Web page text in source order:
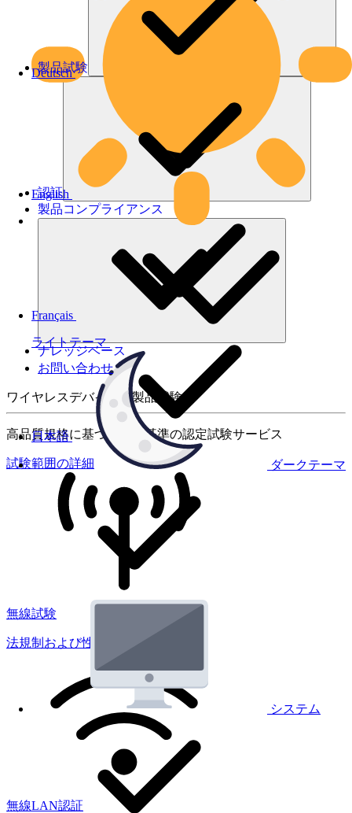
ライトテーマ
ダークテーマ
システム
Deutsch
English
Français
日本語
製品試験
認証
製品コンプライアンス
ナレッジベース
お問い合わせ
ワイヤレスデバイスの製品試験
高品質規格に基づく国際基準の認定試験サービス
試験範囲の詳細
無線試験
法規制および性能試験
無線LAN認証